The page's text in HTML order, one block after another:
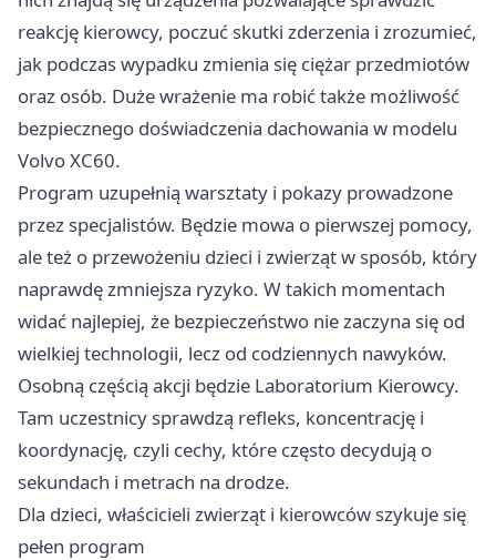
reakcję kierowcy, poczuć skutki zderzenia i zrozumieć,
jak podczas wypadku zmienia się ciężar przedmiotów
oraz osób. Duże wrażenie ma robić także możliwość
bezpiecznego doświadczenia dachowania w modelu
Volvo XC60.
Program uzupełnią warsztaty i pokazy prowadzone
przez specjalistów. Będzie mowa o pierwszej pomocy,
ale też o przewożeniu dzieci i zwierząt w sposób, który
naprawdę zmniejsza ryzyko. W takich momentach
widać najlepiej, że bezpieczeństwo nie zaczyna się od
wielkiej technologii, lecz od codziennych nawyków.
Osobną częścią akcji będzie Laboratorium Kierowcy.
Tam uczestnicy sprawdzą refleks, koncentrację i
koordynację, czyli cechy, które często decydują o
sekundach i metrach na drodze.
Dla dzieci, właścicieli zwierząt i kierowców szykuje się
pełen program